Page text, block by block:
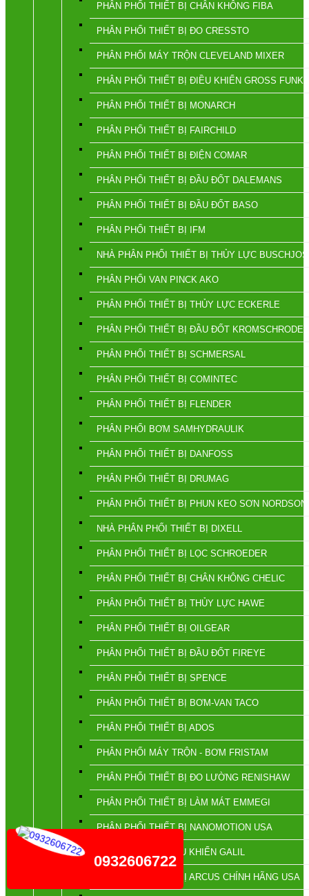
PHÂN PHỐI THIẾT BỊ CHÂN KHÔNG FIBA
PHÂN PHỐI THIẾT BỊ ĐO CRESSTO
PHÂN PHỐI MÁY TRỘN CLEVELAND MIXER
PHÂN PHỐI THIẾT BỊ ĐIỀU KHIỂN GROSS FUNK
PHÂN PHỐI THIẾT BỊ MONARCH
PHÂN PHỐI THIẾT BỊ FAIRCHILD
PHÂN PHỐI THIẾT BỊ ĐIỆN COMAR
PHÂN PHỐI THIẾT BỊ ĐẦU ĐỐT DALEMANS
PHÂN PHỐI THIẾT BỊ ĐẦU ĐỐT BASO
PHÂN PHỐI THIẾT BỊ IFM
NHÀ PHÂN PHỐI THIẾT BỊ THỦY LỰC
PHÂN PHỐI VAN PINCK AKO
PHÂN PHỐI THIẾT BỊ THỦY LỰC ECKERLE
PHÂN PHỐI THIẾT BỊ ĐẦU ĐỐT KROMSCHRODER
PHÂN PHỐI THIẾT BỊ SCHMERSAL
PHÂN PHỐI THIẾT BỊ COMINTEC
PHÂN PHỐI THIẾT BỊ FLENDER
PHÂN PHỐI BƠM SAMHYDRAULIK
PHÂN PHỐI THIẾT BỊ DANFOSS
PHÂN PHỐI THIẾT BỊ DRUMAG
PHÂN PHỐI THIẾT BỊ PHUN KEO SƠN NORDSON
NHÀ PHÂN PHỐI THIẾT BỊ DIXELL
PHÂN PHỐI THIẾT BỊ LỌC SCHROEDER
PHÂN PHỐI THIẾT BỊ CHÂN KHÔNG CHELIC
PHÂN PHỐI THIẾT BỊ THỦY LỰC HAWE
PHÂN PHỐI THIẾT BỊ OILGEAR
PHÂN PHỐI THIẾT BỊ ĐẦU ĐỐT FIREYE
PHÂN PHỖI THIẾT BỊ SPENCE
PHÂN PHỐI THIẾT BỊ BƠM-VAN TACO
PHÂN PHỐI THIẾT BỊ ADOS
PHÂN PHỐI MÁY TRỘN - BƠM FRISTAM
PHÂN PHỐI THIẾT BỊ ĐO LƯỜNG RENISHAW
PHÂN PHỐI THIẾT BỊ LÀM MÁT EMMEGI
PHÂN PHỐI THIẾT BỊ NANOMOTION USA
PHÂN PHỐI BỘ ĐIỀU KHIỂN GALIL
PHÂN PHỐI THIẾT BỊ ARCUS CHÍNH HÃNG USA
0932606722